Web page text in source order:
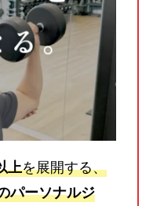
上を展開する、
パーソナルジ